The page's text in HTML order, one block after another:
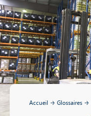
Accueil Glossaires